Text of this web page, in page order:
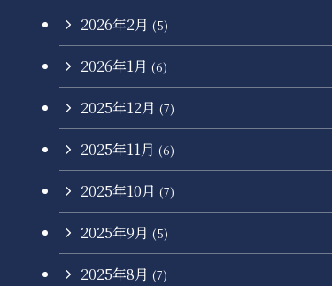
2026年2月 (5)
2026年1月 (6)
2025年12月 (7)
2025年11月 (6)
2025年10月 (7)
2025年9月 (5)
2025年8月 (7)